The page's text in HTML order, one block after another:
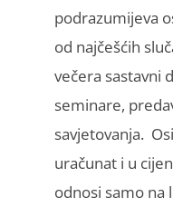
podrazumijeva
od najčešćih
večera sastavni
seminare,
savjetovanja.
uračunat i u
odnosi samo na